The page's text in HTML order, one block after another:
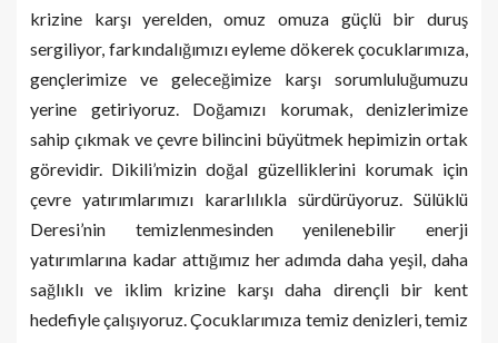
krizine karşı yerelden, omuz omuza güçlü bir duruş
sergiliyor, farkındalığımızı eyleme dökerek çocuklarımıza,
gençlerimize ve geleceğimize karşı sorumluluğumuzu
yerine getiriyoruz. Doğamızı korumak, denizlerimize
sahip çıkmak ve çevre bilincini büyütmek hepimizin ortak
görevidir. Dikili’mizin doğal güzelliklerini korumak için
çevre yatırımlarımızı kararlılıkla sürdürüyoruz. Sülüklü
Deresi’nin temizlenmesinden yenilenebilir enerji
yatırımlarına kadar attığımız her adımda daha yeşil, daha
sağlıklı ve iklim krizine karşı daha dirençli bir kent
hedefiyle çalışıyoruz. Çocuklarımıza temiz denizleri, temiz